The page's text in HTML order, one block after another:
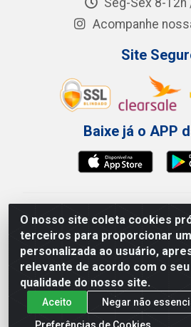
O nosso site coleta cookies
terceiros para proporcionar
personalizada ao usuário,
relevante de acordo com o
qualidade do nosso site.
Aceito
Negar não
Preferências de Cookies
Seg-Sex 8-12h
Acompanhe
Site
Baixe já o APP
Bravi Consumíveis de Higiene e
CNPJ 19.457.137/
Av. Sul Gov. Cid Sampaio,
Imbiribeira - Recife/PE -